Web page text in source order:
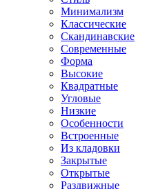
Минимализм
Классические
Скандинавские
Современные
Форма
Высокие
Квадратные
Угловые
Низкие
Особенности
Встроенные
Из кладовки
Закрытые
Открытые
Раздвижные